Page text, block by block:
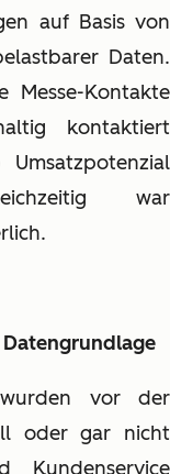
auf Basis von
Daten.
Messe-Kontakte
kontaktiert
war
wurden vor der
oder gar nicht
Kundenservice